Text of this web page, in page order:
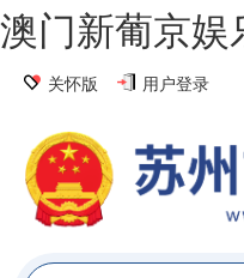
澳门新葡京娱
关怀版 用户登录